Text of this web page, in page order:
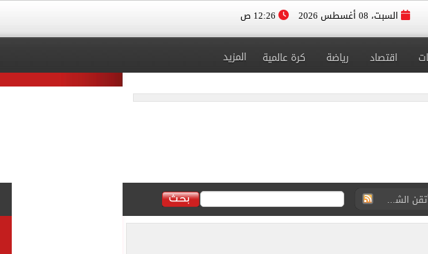
السبت، 08 أغسطس 2026
اقتصاد رياضة كرة عالمية المزيد